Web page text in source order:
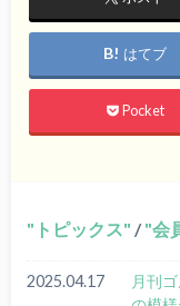
はてブ
Pocket
トピックス / 会
2025.04.17
月刊